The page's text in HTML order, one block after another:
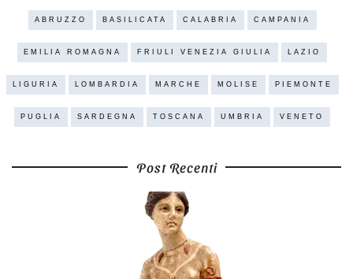
ABRUZZO BASILICATA CALABRIA CAMPANIA
EMILIA ROMAGNA FRIULI VENEZIA GIULIA LAZIO
LIGURIA LOMBARDIA MARCHE MOLISE PIEMONTE
PUGLIA SARDEGNA TOSCANA UMBRIA VENETO
Post Recenti